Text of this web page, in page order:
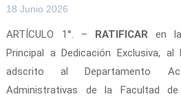
18 Junio 2026
ARTÍCULO 1°. – RATIFICARen la
Principal a Dedicación Exclusiva,
adscrito al Departamento
Administrativas de la Facultad